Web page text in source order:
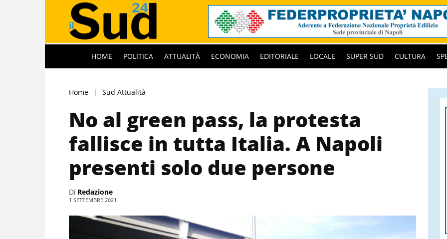
HOME POLITICA ATTUALITÀ ECONOMIA EDITORIALE LOCALE SUPER SUD CULTURA
Home Sud Attualità
No al green pass, la protesta
fallisce in tutta Italia. A Napoli
presenti solo due persone
Di Redazione
1 SETTEMBRE 2021